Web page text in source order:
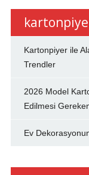
Kartonpiyer ile
Trendler
2026 Model
Edilmesi
Ev